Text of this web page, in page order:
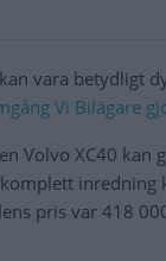
kan vara betydligt
Vi Bilägare
Volvo XC40 kan
inredning
pris var 418